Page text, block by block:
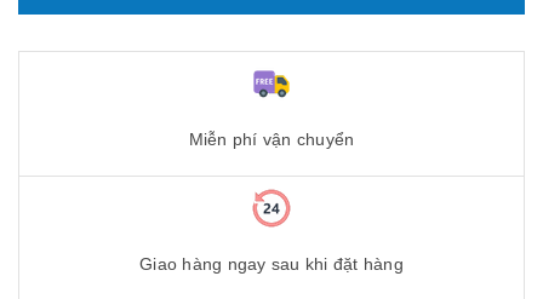
Miễn phí vận chuyển
Giao hàng ngay sau khi đặt hàng